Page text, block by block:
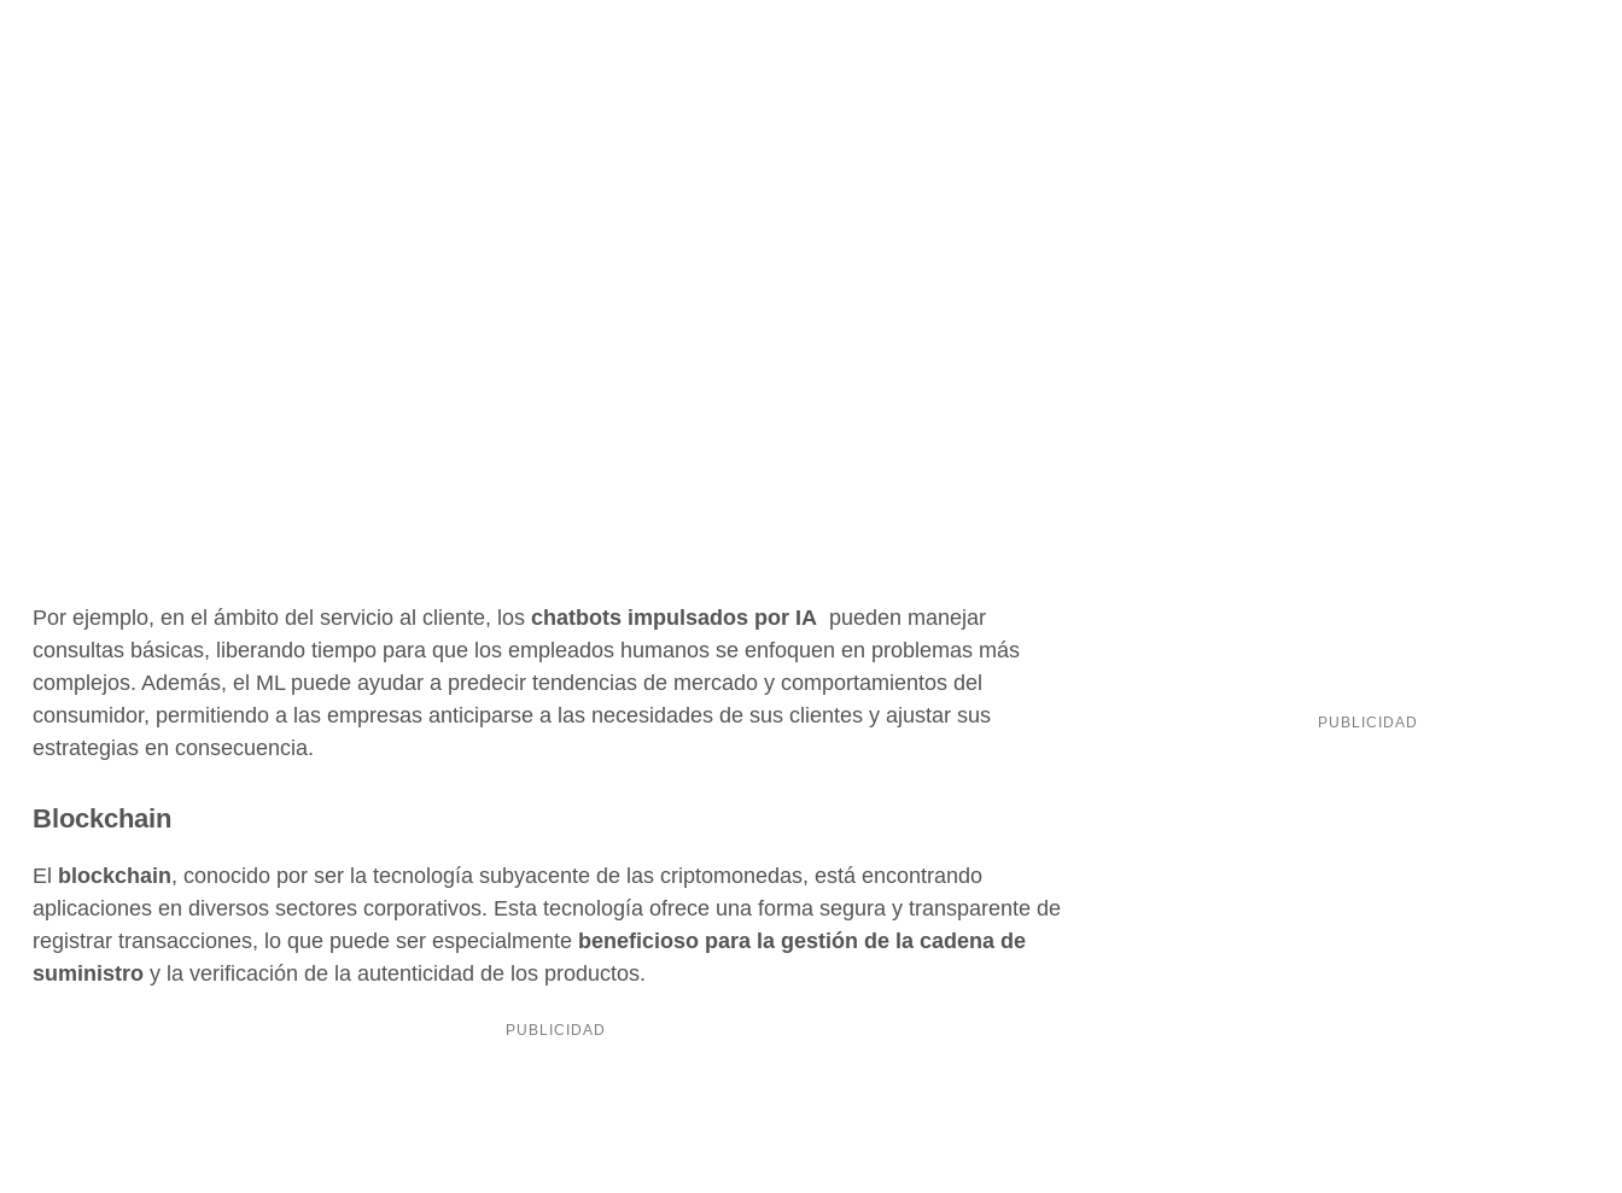
Por ejemplo, en el ámbito del servicio al cliente, los chatbots impulsados por IA pueden manejar
consultas básicas, liberando tiempo para que los empleados humanos se enfoquen en problemas más
complejos. Además, el ML puede ayudar a predecir tendencias de mercado y comportamientos del
consumidor, permitiendo a las empresas anticiparse a las necesidades de sus clientes y ajustar sus
estrategias en consecuencia.
Blockchain
El blockchain, conocido por ser la tecnología subyacente de las criptomonedas, está encontrando
aplicaciones en diversos sectores corporativos. Esta tecnología ofrece una forma segura y transparente de
registrar transacciones, lo que puede ser especialmente beneficioso para la gestión de la cadena de
suministro y la verificación de la autenticidad de los productos.